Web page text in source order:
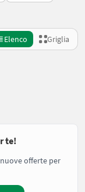
Elenco Griglia
te!
offerte per